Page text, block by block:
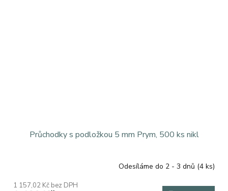
Průchodky s podložkou 5 mm Prym, 500 ks nikl
Odesíláme do 2 - 3 dnů (4 ks)
1 157,02 Kč bez DPH